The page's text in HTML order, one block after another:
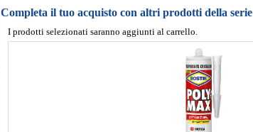
Completa il tuo acquisto con altri prodotti della serie
I prodotti selezionati saranno aggiunti al carrello.